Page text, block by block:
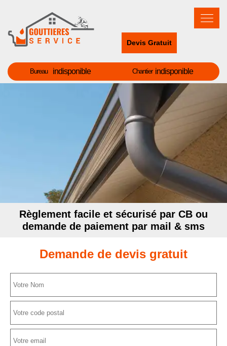
Devis Gratuit
Bureau indisponible Chantier indisponible
Règlement facile et sécurisé par CB ou
demande de paiement par mail & sms
Demande de devis gratuit